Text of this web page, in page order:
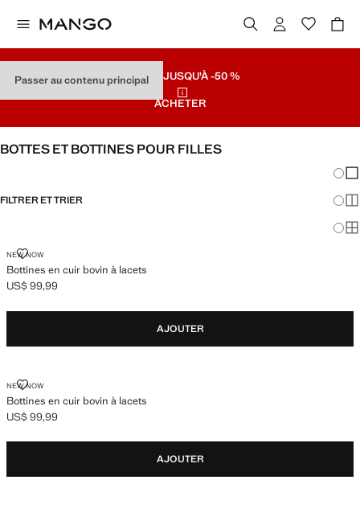
Passer au contenu principal
SOLDES JUSQU'À -50 %
ACHETER
BOTTES ET BOTTINES POUR FILLES
FILTRER ET TRIER
NEW NOW
Bottines en cuir bovin à lacets
BOTTINES EN CUIR BOVIN À LACETS
Prix actuel [US$ 99,99 ]
US$ 99,99
AJOUTER
NEW NOW
Bottines en cuir bovin à lacets
BOTTINES EN CUIR BOVIN À LACETS
Prix actuel [US$ 99,99 ]
US$ 99,99
AJOUTER